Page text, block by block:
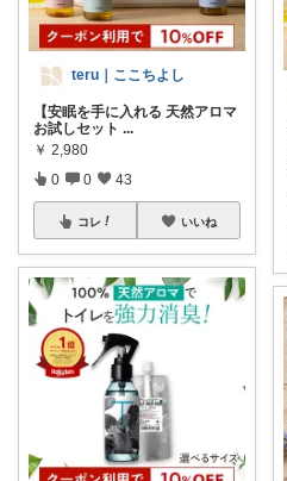
teru｜ここちよし
【安眠を手に入れる 天然アロマ
お試しセット ...
￥ 2,980
0 0 43
コレ いいね